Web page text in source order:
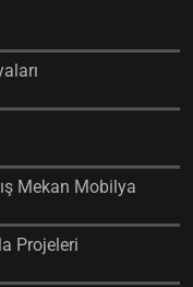
Mekan Mobilya
Projeleri